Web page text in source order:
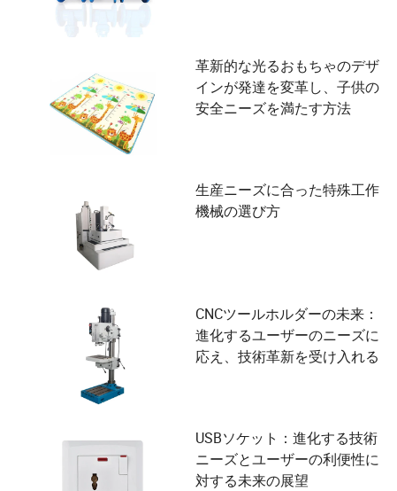
革新的な光るおもちゃのデザ
インが発達を変革し、子供の
安全ニーズを満たす方法
生産ニーズに合った特殊工作
機械の選び方
CNCツールホルダーの未来：
進化するユーザーのニーズに
応え、技術革新を受け入れる
USBソケット：進化する技術
ニーズとユーザーの利便性に
対する未来の展望